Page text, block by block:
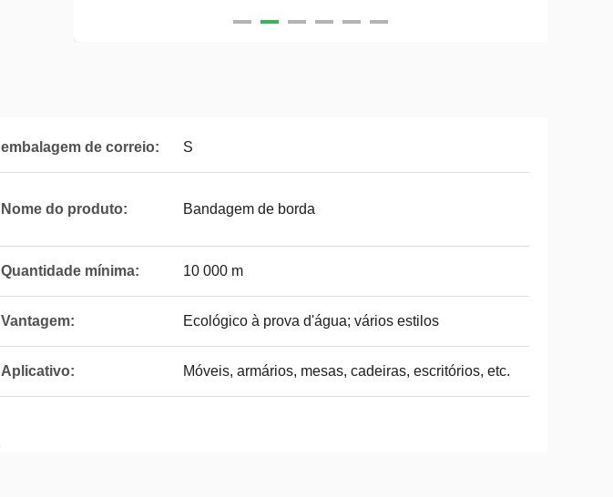
embalagem de correio: S
Nome do produto: Bandagem de borda
Quantidade mínima: 10 000 m
Vantagem: Ecológico à prova d'água; vários estilos
Aplicativo: Móveis, armários, mesas, cadeiras, escritórios, etc.